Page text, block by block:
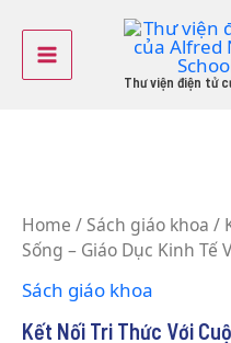
content
Main
Menu
Thư viện điện tử
Home /Sách giáo khoa /
Sống – Giáo Dục Kinh Tế
Sách giáo khoa
Kết Nối Tri Thức Với
Tri
Thức
Cuộc
-